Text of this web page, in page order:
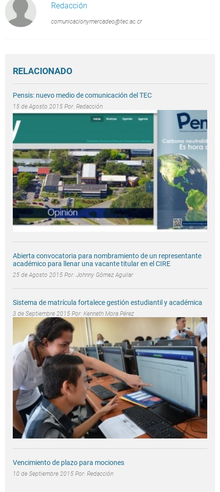
Redacción
comunicacionymercadeo@tec.ac.cr
RELACIONADO
Pensis: nuevo medio de comunicación del TEC
15 de Agosto 2015 Por: Redacción
Abierta convocatoria para nombramiento de un representante
académico para llenar una vacante titular en el CIRE
25 de Agosto 2015 Por: Johnny Gómez Aguilar
Sistema de matrícula fortalece gestión estudiantil y académica
3 de Septiembre 2015 Por: Kenneth Mora Pérez
Vencimiento de plazo para mociones
10 de Septiembre 2015 Por: Redacción